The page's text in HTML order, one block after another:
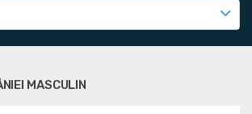
MASCULIN